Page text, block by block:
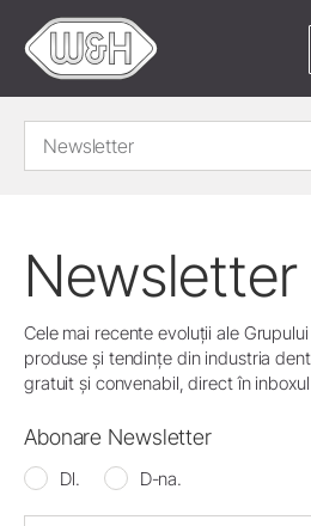
Newsletter
Newsletter
Cele mai recente evoluții ale
produse și tendințe din industria
gratuit și convenabil, direct în
Abonare Newsletter
Dl. D-na.